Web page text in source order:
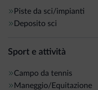
Piste da sci/impianti
Deposito sci
Sport e attività
Campo da tennis
Maneggio/Equitazione